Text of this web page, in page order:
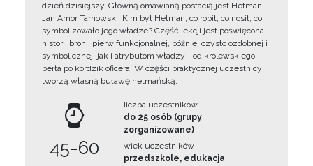
dzień dzisiejszy. Główną omawianą postacią jest Hetman
Jan Amor Tarnowski. Kim był Hetman, co robił, co nosił, co
symbolizowało jego władze? Część lekcji jest poświęcona
historii broni, pierw funkcjonalnej, później czysto ozdobnej i
symbolicznej, jak i atrybutom władzy - od królewskiego
berła po kordzik oficera. W części praktycznej uczestnicy
tworzą własną buławę hetmańską.
45-60
liczba uczestników
do 25 osób (grupy
zorganizowane)
wiek uczestników
przedszkole, edukacja